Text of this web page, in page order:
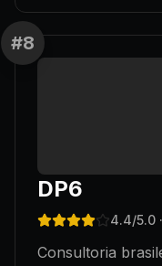
#8
DP6
4.4/5.0
Consultoria